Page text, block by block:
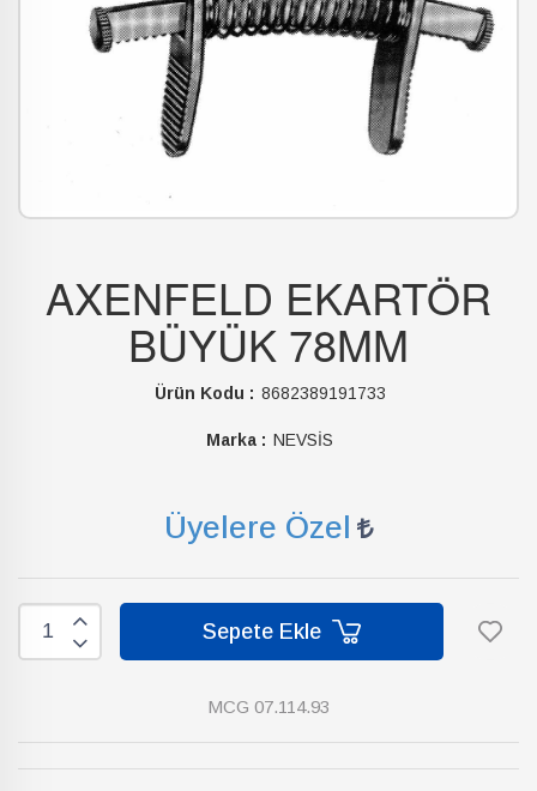
AXENFELD EKARTÖR
BÜYÜK 78MM
Ürün Kodu : 8682389191733
Marka : NEVSİS
Üyelere Özel
Sepete Ekle
MCG 07.114.93